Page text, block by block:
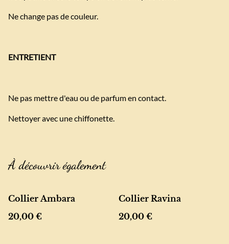
Ne change pas de couleur.
ENTRETIENT
Ne pas mettre d'eau ou de parfum en contact.
Nettoyer avec une chiffonette.
À découvrir également
Collier Ambara
20,00 €
Collier Ravina
20,00 €